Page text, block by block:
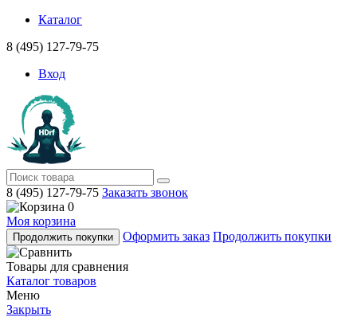
Каталог
8 (495) 127-79-75
Вход
8 (495) 127-79-75 Заказать звонок
0
Моя корзина
Продолжить покупки Оформить заказ Продолжить покупки
Товары для сравнения
Каталог товаров
Меню
Закрыть